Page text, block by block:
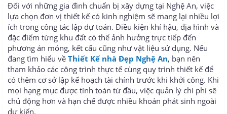
Đối với những gia đình chuẩn bị xây dựng tại Nghệ An, việc
lựa chọn đơn vị thiết kế có kinh nghiệm sẽ mang lại nhiều lợi
ích trong công tác lập dự toán. Điều kiện khí hậu, địa hình và
đặc điểm từng khu đất có thể ảnh hưởng trực tiếp đến
phương án móng, kết cấu cũng như vật liệu sử dụng. Nếu
đang tìm hiểu về Thiết Kế nhà Đẹp Nghệ An, bạn nên
tham khảo các công trình thực tế cùng quy trình thiết kế để
có thêm cơ sở lập kế hoạch tài chính trước khi khởi công. Khi
mọi hạng mục được tính toán từ đầu, việc quản lý chi phí sẽ
chủ động hơn và hạn chế được nhiều khoản phát sinh ngoài
dự kiến.